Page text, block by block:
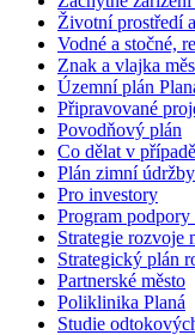
Životní prostředí
Vodné a stočné,
Znak a vlajka
Územní plán
Připravované
Povodňový plán
Co dělat v
Plán zimní údržby
Pro investory
Program
Strategie rozvoje
Strategický plán
Partnerské město
Poliklinika Planá
Studie